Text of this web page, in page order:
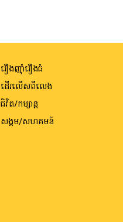
រឿងញ៉ាំរឿងធំ
ដើរលើសពីលេង
ជិវិត/កម្សាន្ត
សង្គម/សហគមន៍